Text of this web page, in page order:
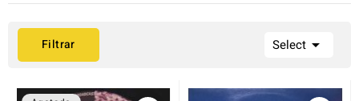
Filtrar Select 